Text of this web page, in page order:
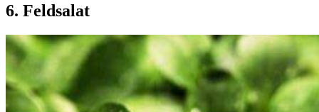
6. Feldsalat